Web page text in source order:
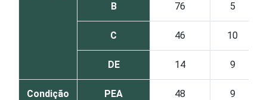
B 76 5
C 46 10
DE 14 9
Condição
PEA 48 9